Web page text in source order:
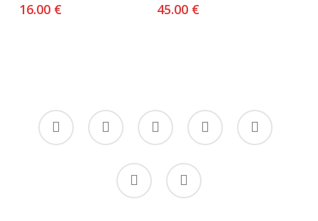
16.00 € 45.00 €
facebook
google-
plus
instagram whatsapp tiktok
phone email